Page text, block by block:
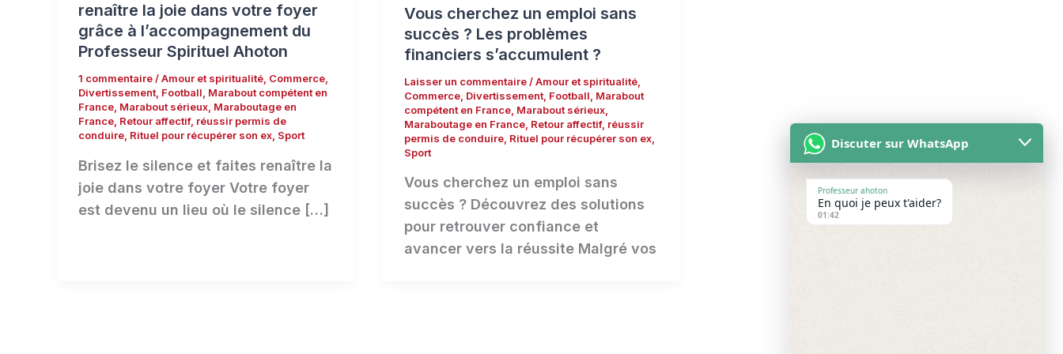
renaître la joie dans votre foyer
grâce à l’accompagnement du
Professeur Spirituel Ahoton
1 commentaire /Amour et spiritualité Commerce
Divertissement Football Marabout compétent en
France Marabout sérieux Maraboutage en
France Retour affectif, réussir permis de
conduire Rituel pour récupérer son ex Sport
Brisez le silence et faites renaître la
joie dans votre foyer Votre foyer
est devenu un lieu où le silence […]
Vous cherchez un emploi sans
succès ? Les problèmes
financiers s’accumulent ?
Laisser un commentaire /Amour et spiritualité,
Commerce, Divertissement, Football Marabout
compétent en France, Marabout sérieux,
Maraboutage en France, Retour affectif, réussir
permis de conduire, Rituel pour récupérer son ex,
Sport
Vous cherchez un emploi sans
succès ? Découvrez des solutions
pour retrouver confiance et
avancer vers la réussite Malgré vos
Discuter sur WhatsApp
Professeur ahoton
En quoi je peux t'aider?
01:42